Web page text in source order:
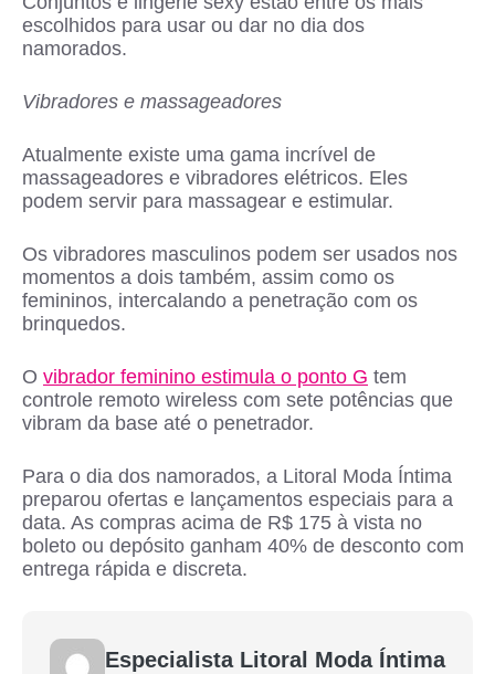
escolhidos para usar ou dar no dia dos
namorados.
Vibradores e massageadores
Atualmente existe uma gama incrível de
massageadores e vibradores elétricos. Eles
podem servir para massagear e estimular.
Os vibradores masculinos podem ser usados nos
momentos a dois também, assim como os
femininos, intercalando a penetração com os
brinquedos.
O vibrador feminino estimula o ponto G tem
controle remoto wireless com sete potências que
vibram da base até o penetrador.
Para o dia dos namorados, a Litoral Moda Íntima
preparou ofertas e lançamentos especiais para a
data. As compras acima de R$ 175 à vista no
boleto ou depósito ganham 40% de desconto com
entrega rápida e discreta.
Especialista Litoral Moda Íntima